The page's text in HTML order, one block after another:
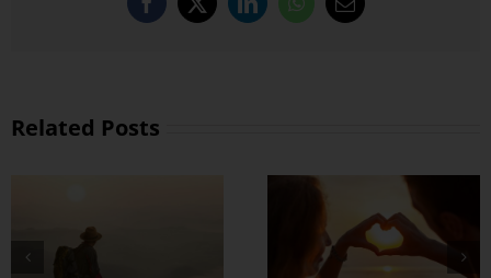
Facebook
X LinkedInWhatsApp
Email
Related Posts